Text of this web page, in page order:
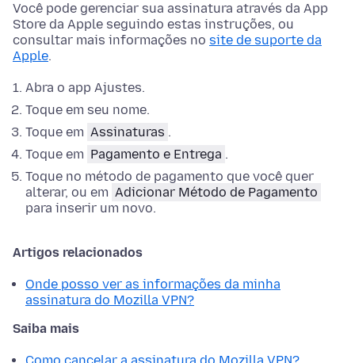
Você pode gerenciar sua assinatura através da App
Store da Apple seguindo estas instruções, ou
consultar mais informações no site de suporte da
Apple.
Abra o app Ajustes.
Toque em seu nome.
Toque em Assinaturas .
Toque em Pagamento e Entrega .
Toque no método de pagamento que você quer
alterar, ou em Adicionar Método de Pagamento
para inserir um novo.
Artigos relacionados
Onde posso ver as informações da minha
assinatura do Mozilla VPN?
Saiba mais